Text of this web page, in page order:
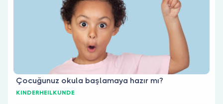
Çocuğunuz okula başlamaya hazır mı?
KINDERHEILKUNDE